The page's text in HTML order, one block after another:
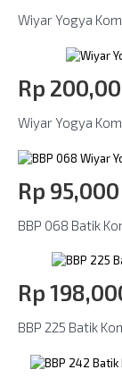
Wiyar Yogya
Rp‎
Wiyar Yogya
Rp‎ 95,000
BBP 068 Batik
Rp‎
BBP 225 Batik